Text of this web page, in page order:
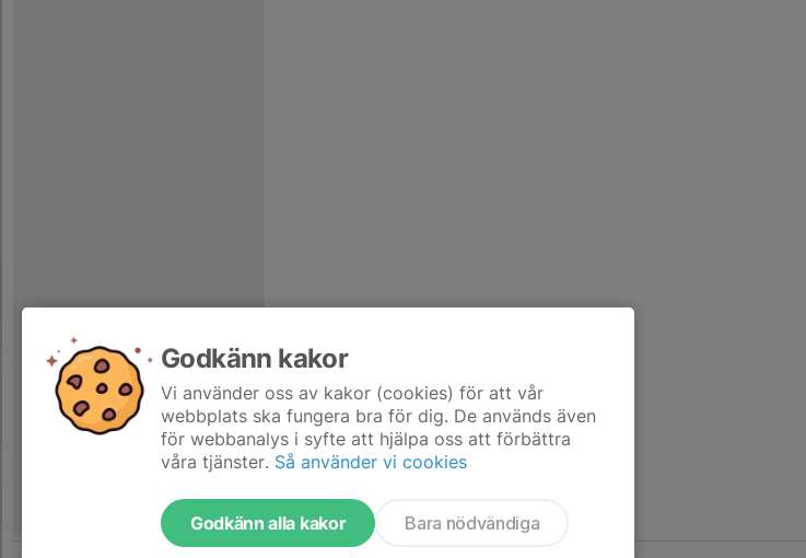
Godkänn kakor
Vi använder oss av kakor (cookies) för att vår
webbplats ska fungera bra för dig. De används även
för webbanalys i syfte att hjälpa oss att förbättra
våra tjänster. Så använder vi cookies
Godkänn alla kakor Bara nödvändiga